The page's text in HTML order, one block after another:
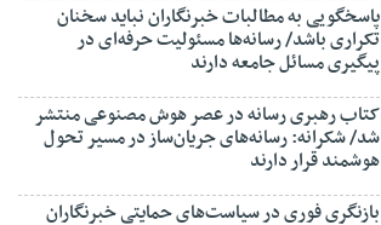
پاسخگویی به مطالبات خبرنگاران نباید سخنان
تکراری باشد/ رسانه‌ها مسئولیت حرفه‌ای در
پیگیری مسائل جامعه دارند
کتاب رهبری رسانه در عصر هوش مصنوعی منتشر
شد/ شکرانه: رسانه‌های جریان‌ساز در مسیر تحول
هوشمند قرار دارند
بازنگری فوری در سیاست‌های حمایتی خبرنگاران